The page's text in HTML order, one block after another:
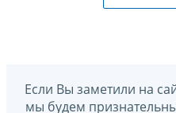
Если Вы заметили на
мы будем